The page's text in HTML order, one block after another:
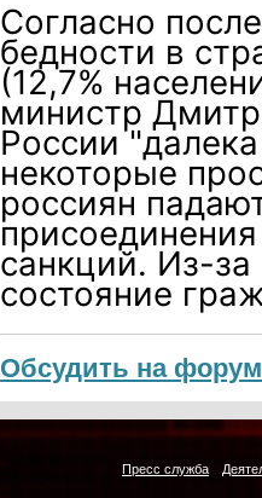
Согласно
бедности в
(12,7%
министр
России
некоторые
россиян
санкций. Из-
состояние
Обсудить на
Пресс служба